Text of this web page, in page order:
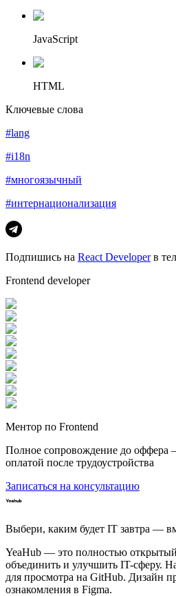
JavaScript
HTML
Ключевые слова
#lang
#i18n
#многоязычный
#интернационализация
Подпишись на React Developerв
Frontend developer
Ментор по Frontend
Полное сопровождение до оффера
оплатой после трудоустройства
Записаться на консультацию
Выбери, каким будет IT завтра —
YeaHub — это полностью
объединить и улучшить IT-сферу.
для просмотра на GitHub. Дизайн
ознакомления в Figma.